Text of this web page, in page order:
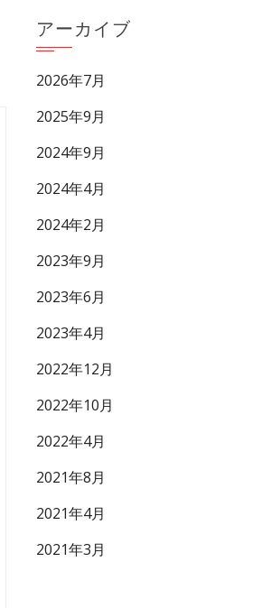
アーカイブ
2026年7月
2025年9月
2024年9月
2024年4月
2024年2月
2023年9月
2023年6月
2023年4月
2022年12月
2022年10月
2022年4月
2021年8月
2021年4月
2021年3月